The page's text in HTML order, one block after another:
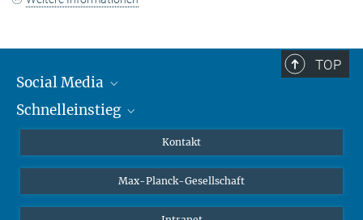
TOP
Social Media
Mastodon
Schnelleinstieg
Studierende
Schüler*innen
Kontakt
Max-Planck-Gesellschaft